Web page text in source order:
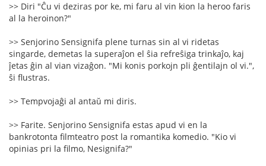
>> Diri "Ĉu vi deziras por ke, mi faru al vin kion la heroo faris
al la heroinon?"
>> Senjorino Sensignifa plene turnas sin al vi ridetas
singarde, demetas la superaĵon el ŝia refreŝiga trinkaĵo, kaj
ĵetas ĝin al vian vizaĝon. "Mi konis porkojn pli ĝentilajn ol vi.",
ŝi flustras.
>> Tempvojaĝi al antaŭ mi diris.
>> Farite. Senjorino Sensignifa estas apud vi en la
bankrotonta filmteatro post la romantika komedio. "Kio vi
opinias pri la filmo, Nesignifa?"